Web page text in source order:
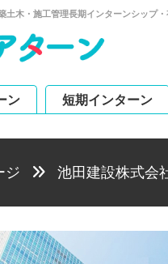
土木・施工管理長期インターンシップ
ン 短期インターン
ジ 池田建設株式会